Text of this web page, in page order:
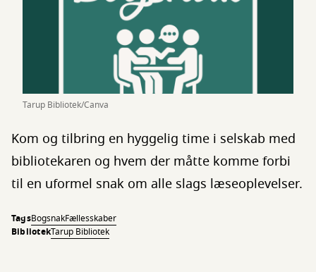
Tarup Bibliotek/Canva
Kom og tilbring en hyggelig time i selskab med
bibliotekaren og hvem der måtte komme forbi
til en uformel snak om alle slags læseoplevelser.
TagsBogsnakFællesskaber
BibliotekTarup Bibliotek